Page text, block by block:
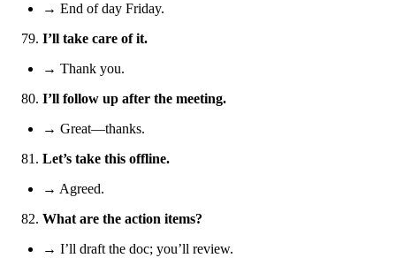
→ End of day Friday.
I’ll take care of it.
→ Thank you.
I’ll follow up after the meeting.
→ Great—thanks.
Let’s take this offline.
→ Agreed.
What are the action items?
→ I’ll draft the doc; you’ll review.